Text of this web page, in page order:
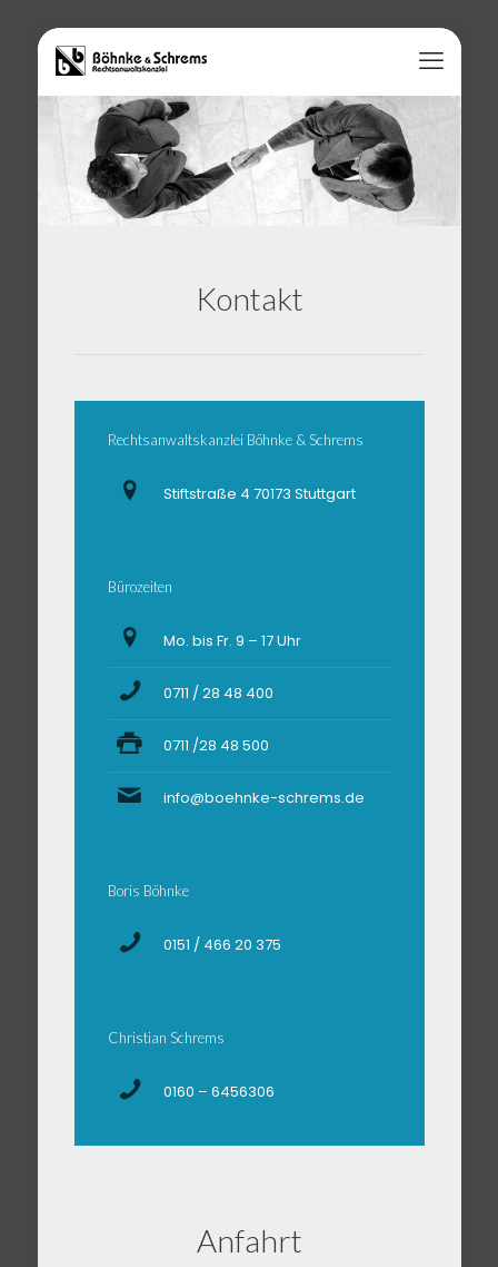
Kontakt
Rechtsanwaltskanzlei Böhnke & Schrems
Stiftstraße 4 70173 Stuttgart
Bürozeiten
Mo. bis Fr. 9 – 17 Uhr
0711 / 28 48 400
0711 /28 48 500
info@boehnke-schrems.de
Boris Böhnke
0151 / 466 20 375
Christian Schrems
0160 – 6456306
Anfahrt